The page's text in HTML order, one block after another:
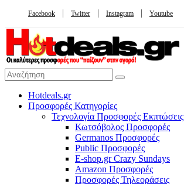
Facebook Twitter Instagram Youtube
Hotdeals.gr
Προσφορές Κατηγορίες
Τεχνολογία Προσφορές Εκπτώσεις
Κωτσόβολος Προσφορές
Germanos Προσφορές
Public Προσφορές
E-shop.gr Crazy Sundays
Amazon Προσφορές
Προσφορές Τηλεοράσεις